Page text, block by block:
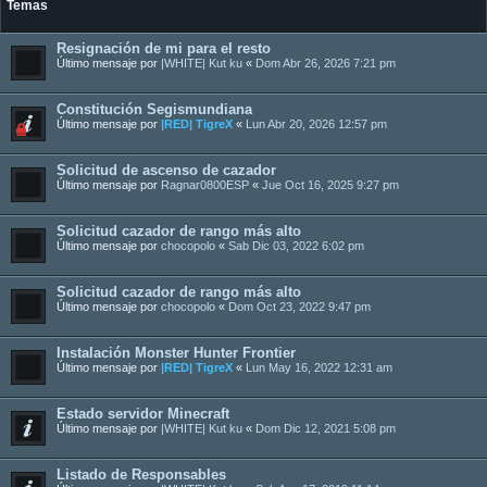
Temas
Resignación de mi para el resto
Último mensaje por |WHITE| Kut ku « Dom Abr 26, 2026 7:21 pm
Constitución Segismundiana
Último mensaje por |RED| TigreX « Lun Abr 20, 2026 12:57 pm
Solicitud de ascenso de cazador
Último mensaje por Ragnar0800ESP « Jue Oct 16, 2025 9:27 pm
Solicitud cazador de rango más alto
Último mensaje por chocopolo « Sab Dic 03, 2022 6:02 pm
Solicitud cazador de rango más alto
Último mensaje por chocopolo « Dom Oct 23, 2022 9:47 pm
Instalación Monster Hunter Frontier
Último mensaje por |RED| TigreX « Lun May 16, 2022 12:31 am
Estado servidor Minecraft
Último mensaje por |WHITE| Kut ku « Dom Dic 12, 2021 5:08 pm
Listado de Responsables